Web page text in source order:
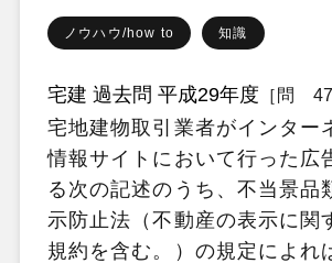
ノウハウ/how to 知識
宅建 過去問 平成29年度 ［問 47
宅地建物取引業者がインター
情報サイトにおいて行った広
る次の記述のうち、不当景品
示防止法（不動産の表示に関
規約を含む。）の規定によれ